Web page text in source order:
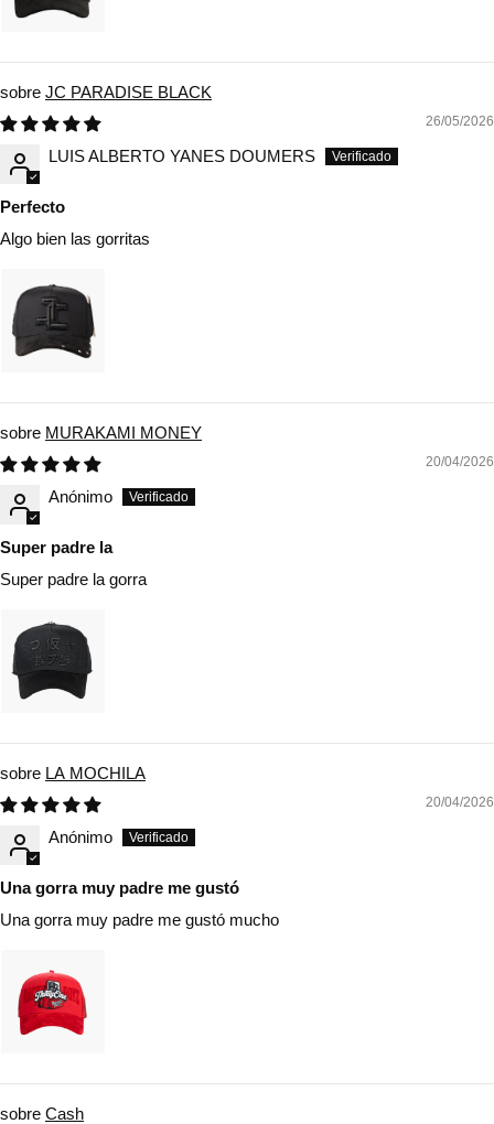
JC PARADISE BLACK
26/05/2026
LUIS ALBERTO YANES DOUMERS
Perfecto
Algo bien las gorritas
MURAKAMI MONEY
20/04/2026
Anónimo
Super padre la
Super padre la gorra
LA MOCHILA
20/04/2026
Anónimo
Una gorra muy padre me gustó
Una gorra muy padre me gustó mucho
Cash